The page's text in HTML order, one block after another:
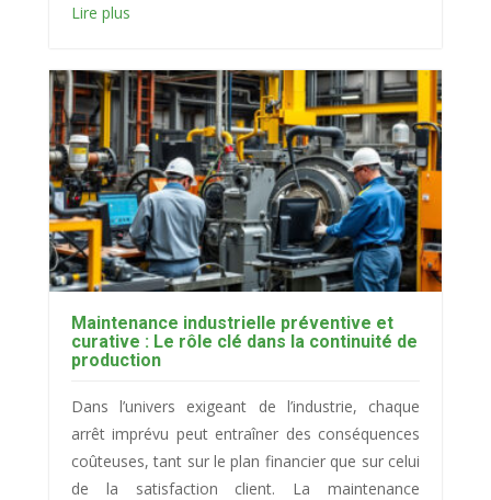
Lire plus
Maintenance industrielle préventive et
curative : Le rôle clé dans la continuité de
production
Dans l’univers exigeant de l’industrie, chaque
arrêt imprévu peut entraîner des conséquences
coûteuses, tant sur le plan financier que sur celui
de la satisfaction client. La maintenance